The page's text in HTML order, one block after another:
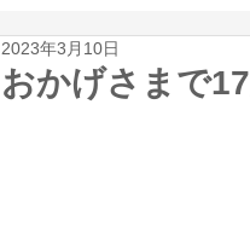
おかげさまで
2023年3月10日